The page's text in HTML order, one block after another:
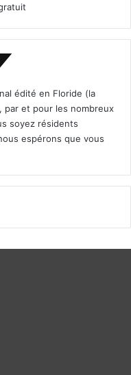
édité en Floride (la
par et pour les nombreux
soyez résidents
espérons que vous